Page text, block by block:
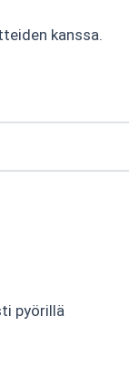
kanssa.
pyörillä